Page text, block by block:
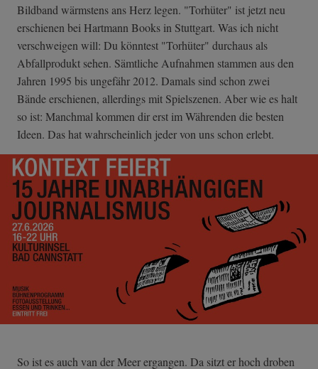
Bildband wärmstens ans Herz legen. "Torhüter" ist jetzt neu
erschienen bei Hartmann Books in Stuttgart. Was ich nicht
verschweigen will: Du könntest "Torhüter" durchaus als
Abfallprodukt sehen. Sämtliche Aufnahmen stammen aus den
Jahren 1995 bis ungefähr 2012. Damals sind schon zwei
Bände erschienen, allerdings mit Spielszenen. Aber wie es halt
so ist: Manchmal kommen dir erst im Währenden die besten
Ideen. Das hat wahrscheinlich jeder von uns schon erlebt.
So ist es auch van der Meer ergangen. Da sitzt er hoch droben